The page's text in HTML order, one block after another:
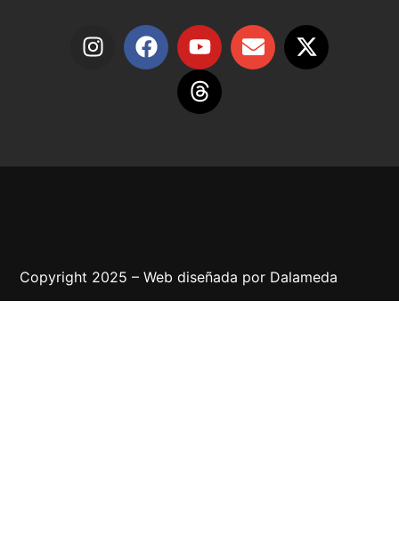
Copyright 2025 – Web diseñada por Dalameda